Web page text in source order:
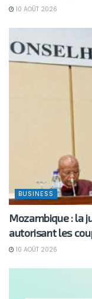
10 AOÛT 2026
BUSINESS
Mozambique : la
autorisant les
10 AOÛT 2026